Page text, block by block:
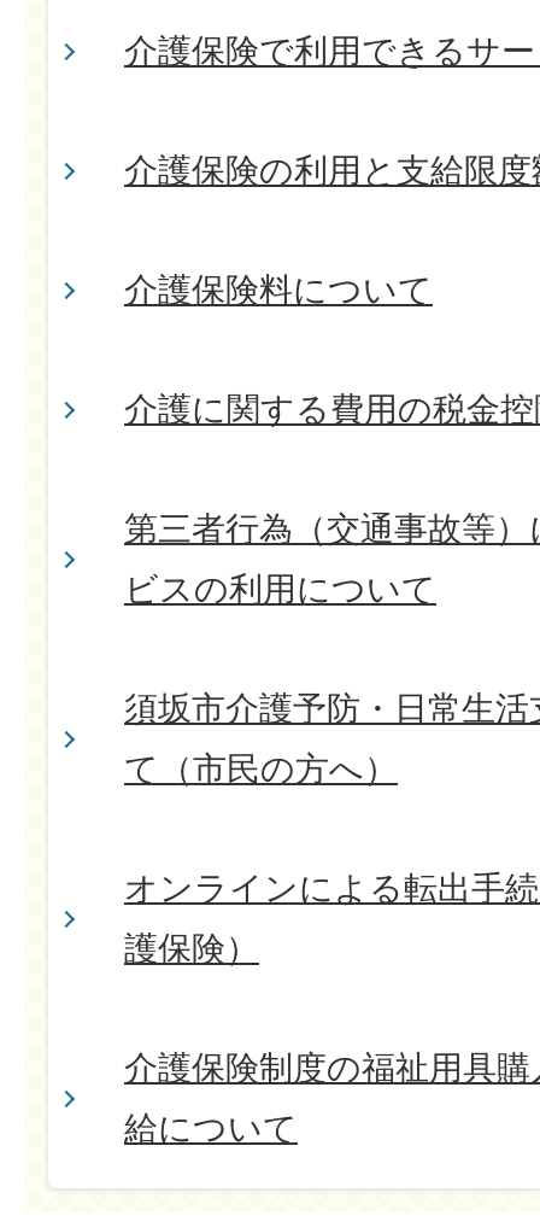
介護保険で利用できるサ
介護保険の利用と支給限度
介護保険料について
介護に関する費用の税金
第三者行為（交通事故等
ビスの利用について
須坂市介護予防・日常生
て（市民の方へ）
オンラインによる転出手
護保険）
介護保険制度の福祉用具
給について